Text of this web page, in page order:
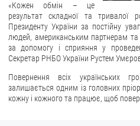
«Кожен обмін – це
результат складної та тривалої
Президенту України за постійну
людей, американським партнерам
за допомогу і сприяння у
Секретар РНБО України Рустем
Повернення всіх українських
залишається одним із головних
кожну і кожного та працює, щоб